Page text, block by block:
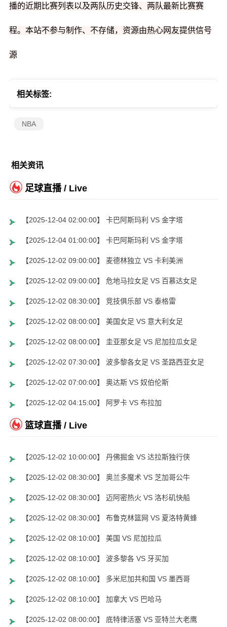
播的近期比赛列表以及两队历史交锋、两队最新比赛赛
程。本站不参与制作、不存储，资源由热心网友提供信号
源
相关标签:
NBA
相关资讯
足球直播 / Live
【2025-12-04 02:00:00】 卡巴阿斯玛利 VS 金字塔
【2025-12-04 01:00:00】 卡巴阿斯玛利 VS 金字塔
【2025-12-02 09:00:00】 麦德林独立 VS 卡利美洲
【2025-12-02 09:00:00】 危地马拉女足 VS 百慕达女足
【2025-12-02 08:30:00】 竞技俱乐部 VS 泰格雷
【2025-12-02 08:00:00】 美国女足 VS 意大利女足
【2025-12-02 08:00:00】 圭亚那女足 VS 尼加拉瓜女足
【2025-12-02 07:30:00】 波多黎各女足 VS 圣路西亚女足
【2025-12-02 07:00:00】 奥达斯 VS 奴伯伦斯
【2025-12-02 04:15:00】 阿罗卡 VS 布拉加
篮球直播 / Live
【2025-12-02 10:00:00】 丹佛掘金 VS 达拉斯独行侠
【2025-12-02 08:30:00】 奥兰多魔术 VS 芝加哥公牛
【2025-12-02 08:30:00】 迈阿密热火 VS 洛杉矶快船
【2025-12-02 08:30:00】 布鲁克林篮网 VS 夏洛特黄蜂
【2025-12-02 08:10:00】 美国 VS 尼加拉瓜
【2025-12-02 08:10:00】 波多黎各 VS 牙买加
【2025-12-02 08:10:00】 多米尼加共和国 VS 墨西哥
【2025-12-02 08:10:00】 加拿大 VS 巴哈马
【2025-12-02 08:00:00】 底特律活塞 VS 亚特兰大老鹰